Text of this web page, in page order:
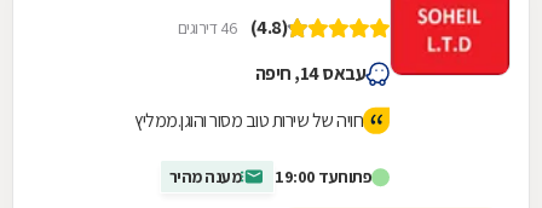
(4.8) 46 דירוגים
עבאס 14, חיפה
חויה של שירות טוב מסור והוגן.ממליץ
פתוחעד 19:00 מענה מהיר